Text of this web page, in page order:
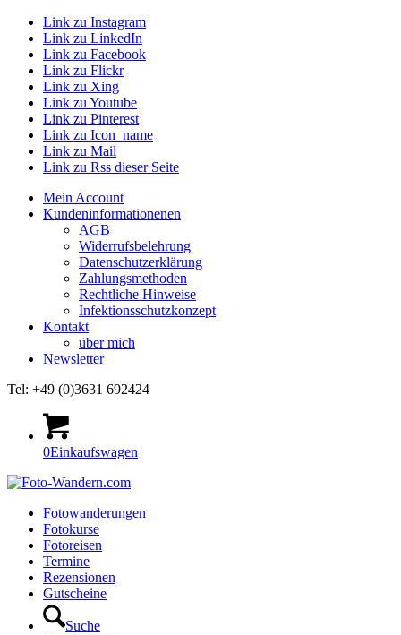
Link zu Instagram
Link zu LinkedIn
Link zu Facebook
Link zu Flickr
Link zu Xing
Link zu Youtube
Link zu Pinterest
Link zu Icon_name
Link zu Mail
Link zu Rss dieser Seite
Mein Account
Kundeninformationenen
AGB
Widerrufsbelehrung
Datenschutzerklärung
Zahlungsmethoden
Rechtliche Hinweise
Infektionsschutzkonzept
Kontakt
über mich
Newsletter
Tel: +49 (0)3631 692424
0Einkaufswagen
Fotowanderungen
Fotokurse
Fotoreisen
Termine
Rezensionen
Gutscheine
Suche